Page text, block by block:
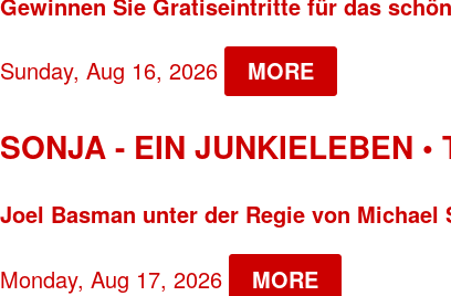
Sunday, Aug 16, 2026 MORE
SONJA - EIN JUNKIELEBEN •
Joel Basman unter der Regie von
Monday, Aug 17, 2026 MORE